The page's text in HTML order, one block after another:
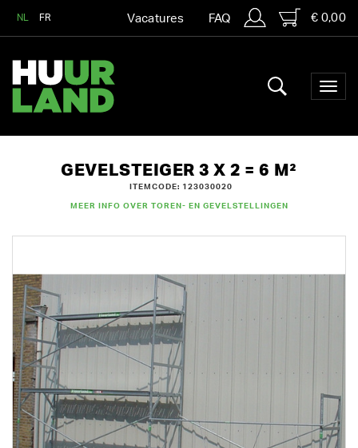
NL FR Vacatures FAQ € 0,00
GEVELSTEIGER 3 X 2 = 6 M²
ITEMCODE: 123030020
MEER INFO OVER TOREN- EN GEVELSTELLINGEN